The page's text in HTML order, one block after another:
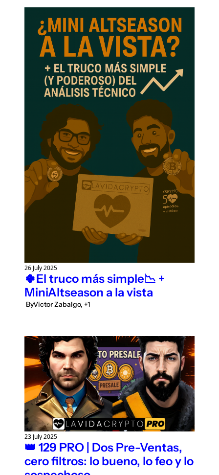
26 July 2025
🍀El truco más simple📉 +
ByVictor Zabalgo, +1
23 July 2025
👑 129 PRO | Dos Pre-Ventas,
cero filtros: lo bueno, lo feo y lo